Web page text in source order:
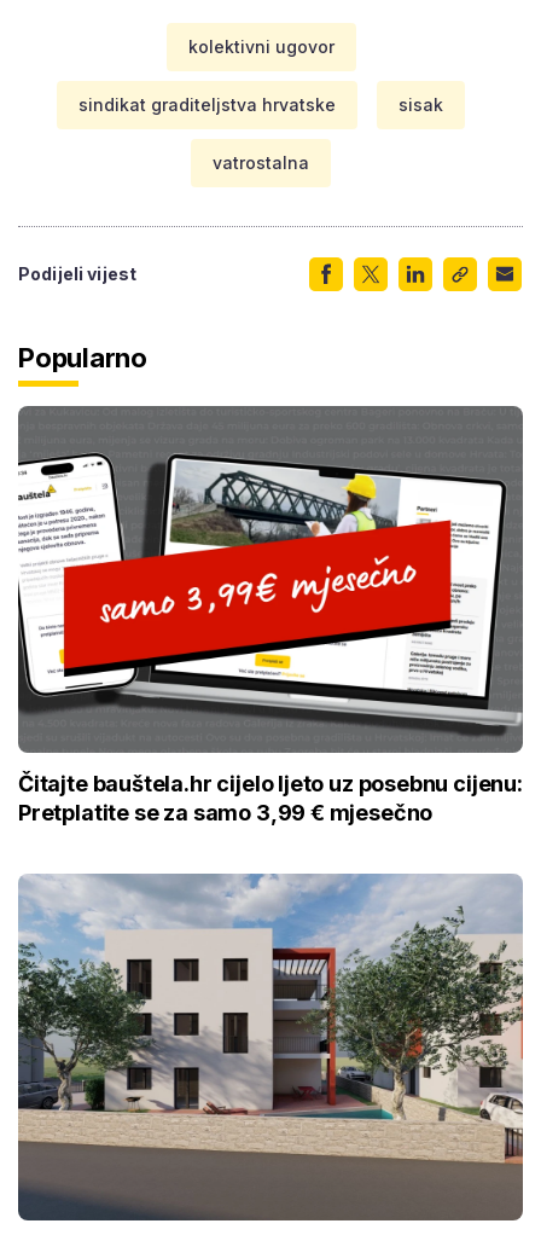
kolektivni ugovor
sindikat graditeljstva hrvatske sisak
vatrostalna
Podijeli vijest
Popularno
Čitajte bauštela.hr cijelo ljeto uz posebnu cijenu:
Pretplatite se za samo 3,99 € mjesečno